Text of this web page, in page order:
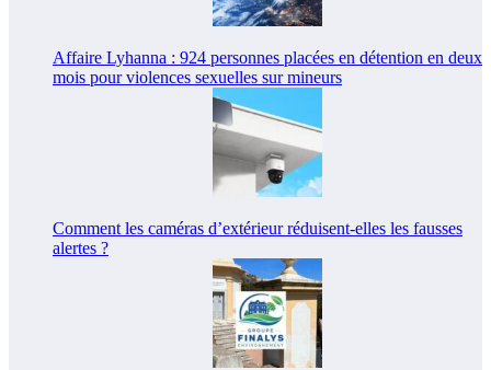
Affaire Lyhanna : 924 personnes placées en détention en deux
mois pour violences sexuelles sur mineurs
Comment les caméras d’extérieur réduisent-elles les fausses
alertes ?